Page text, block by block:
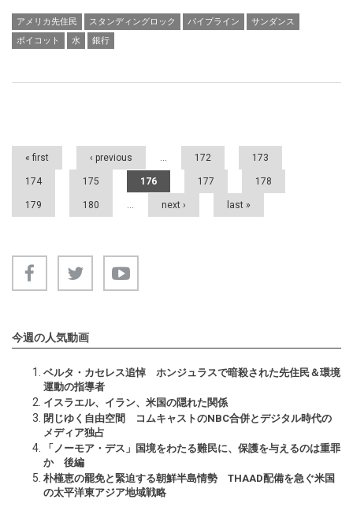
アメリカ先住民 スタンディングロック パイプライン
サンダンス
ボイコット
水 銀行
Pages
« first ‹ previous … 172 173
174 175 176 177 178
179 180 … next › last »
今週の人気動画
ベルタ・カセレス追悼 ホンジュラスで暗殺された先住民＆環境
運動の指導者
イスラエル、イラン、米国の隠れた関係
閉じゆく自由空間 コムキャストのNBC合併とデジタル時代の
メディア独占
「ノーモア・デス」国境をわたる難民に、保護を与えるのは重罪
か 後編
朴槿恵の罷免と緊迫する朝鮮半島情勢 THAAD配備を急ぐ米国
の太平洋東アジア地域戦略